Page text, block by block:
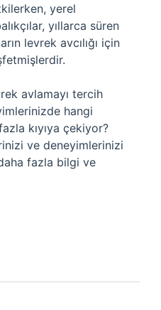
yerel
yıllarca süren
levrek avcılığı için
avlamayı tercih
hangi
kıyıya çekiyor?
ve deneyimlerinizi
fazla bilgi ve